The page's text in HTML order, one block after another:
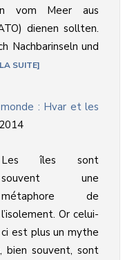
vom Meer aus
dienen sollten.
Nachbarinseln und
SUITE
: Hvar et les
Les îles sont
souvent une
métaphore de
l’isolement. Or celui-
ci est plus un mythe
bien souvent, sont